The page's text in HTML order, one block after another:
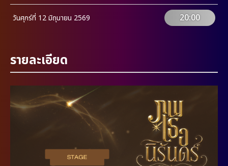
วันศุกร์ที่ 12 มิถุนายน 2569 20:00
รายละเอียด